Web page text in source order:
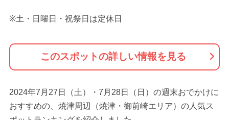
※土・日曜日・祝祭日は定休日
このスポットの詳しい情報を見る
2024年7月27日（土）・7月28日（日）の週末おでかけに
おすすめの、焼津周辺（焼津・御前崎エリア）の人気ス